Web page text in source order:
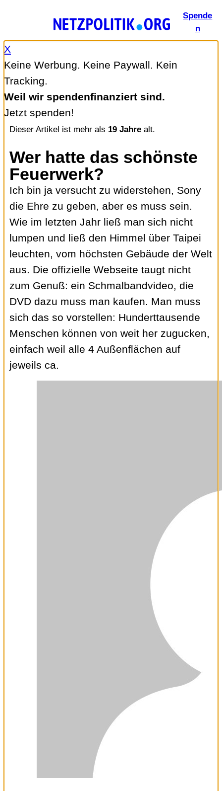
springen
Spende
n
X
Keine Werbung. Keine Paywall. Kein
Tracking.
Weil wir spendenfinanziert sind.
Jetzt spenden!
Dieser Artikel ist mehr als 19 Jahrealt.
Wer hatte das schönste
Feuerwerk?
Ich bin ja versucht zu widerstehen, Sony
die Ehre zu geben, aber es muss sein.
Wie im letzten Jahr ließ man sich nicht
lumpen und ließ den Himmel über Taipei
leuchten, vom höchsten Gebäude der Welt
aus. Die offizielle Webseite taugt nicht
zum Genuß: ein Schmalbandvideo, die
DVD dazu muss man kaufen. Man muss
sich das so vorstellen: Hunderttausende
Menschen können von weit her zugucken,
einfach weil alle 4 Außenflächen auf
jeweils ca.